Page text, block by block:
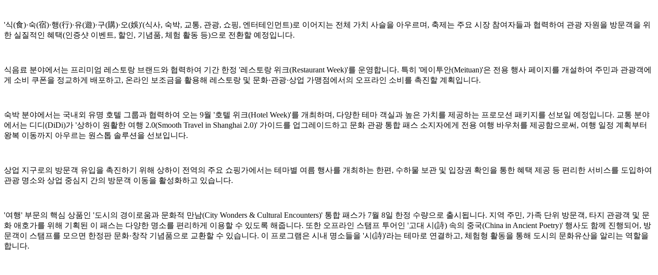
'식(食)·숙(宿)·행(行)·유(遊)·구(購)·오(娛)'(식사, 숙박, 교통, 관광, 쇼핑, 엔터테인먼트)로 이어지는 전체 가치 사슬을 아우르며, 축제는 주요 시장 참여자들과 협력하여 관광 자원을 방문객을 위
한 실질적인 혜택(인증샷 이벤트, 할인, 기념품, 체험 활동 등)으로 전환할 예정입니다.
식음료 분야에서는 프리미엄 레스토랑 브랜드와 협력하여 기간 한정 '레스토랑 위크(Restaurant Week)'를 운영합니다. 특히 '메이투안(Meituan)'은 전용 행사 페이지를 개설하여 주민과 관광객에
게 소비 쿠폰을 정교하게 배포하고, 온라인 보조금을 활용해 레스토랑 및 문화·관광·상업 가맹점에서의 오프라인 소비를 촉진할 계획입니다.
숙박 분야에서는 국내외 유명 호텔 그룹과 협력하여 오는 9월 '호텔 위크(Hotel Week)'를 개최하며, 다양한 테마 객실과 높은 가치를 제공하는 프로모션 패키지를 선보일 예정입니다. 교통 분야
에서는 디디(DiDi)가 '상하이 원활한 여행 2.0(Smooth Travel in Shanghai 2.0)' 가이드를 업그레이드하고 문화 관광 통합 패스 소지자에게 전용 여행 바우처를 제공함으로써, 여행 일정 계획부터
왕복 이동까지 아우르는 원스톱 솔루션을 선보입니다.
상업 지구로의 방문객 유입을 촉진하기 위해 상하이 전역의 주요 쇼핑가에서는 테마별 여름 행사를 개최하는 한편, 수하물 보관 및 입장권 확인을 통한 혜택 제공 등 편리한 서비스를 도입하여
관광 명소와 상업 중심지 간의 방문객 이동을 활성화하고 있습니다.
'여행' 부문의 핵심 상품인 '도시의 경이로움과 문화적 만남(City Wonders & Cultural Encounters)' 통합 패스가 7월 8일 한정 수량으로 출시됩니다. 지역 주민, 가족 단위 방문객, 타지 관광객 및 문
화 애호가를 위해 기획된 이 패스는 다양한 명소를 편리하게 이용할 수 있도록 해줍니다. 또한 오프라인 스탬프 투어인 '고대 시(詩) 속의 중국(China in Ancient Poetry)' 행사도 함께 진행되어, 방
문객이 스탬프를 모으면 한정판 문화·창작 기념품으로 교환할 수 있습니다. 이 프로그램은 시내 명소들을 '시(詩)'라는 테마로 연결하고, 체험형 활동을 통해 도시의 문화유산을 알리는 역할을
합니다.